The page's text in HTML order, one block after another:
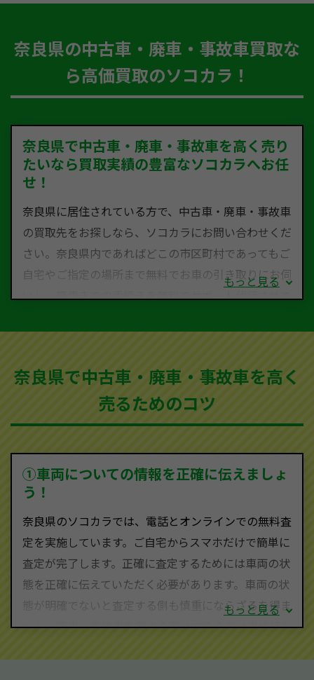
奈良県の中古車・廃車・事故車買取な
ら高価買取のソコカラ！
奈良県で中古車・廃車・事故車を高く売り
たいなら買取実績の豊富なソコカラへお任
せ！
奈良県に居住されている方で、中古車・廃車・事故車
の買取先をお探しなら、ソコカラにお問い合わせくだ
さい。奈良県内であればどこの市区町村であってもご
自宅やご指定の場所まで無料でお車の引き取りにお伺
いし、廃車までの手続きを無料でサポート代行させて
など動かない車、水害車、不動車、乗らなくなってし
買取可能です。
ソコカラは世界１１０か国に独自の販売ネットワーク
を持ち、国内に自社物流網、自社ヤードをもっている
す。
590-870）までお問い合わせ下さい。
査定・ご相談・見積もりはすべて無料で行います。安
心してお問い合わせください。
もっと見る
奈良県で中古車・廃車・事故車を高く
売るためのコツ
①車両についての情報を正確に伝えましょ
う！
奈良県のソコカラでは、電話とオンラインでの無料査
定を実施しています。ご自宅からスマホだけで簡単に
査定が完了します。正確に査定するためには車両の状
態を正確に伝えていただく必要があります。車両の状
態が明確でないと査定する側も慎重にならざるを得ま
せん。廃車・事故車査定する際はできるだけ車検証を
もっと見る